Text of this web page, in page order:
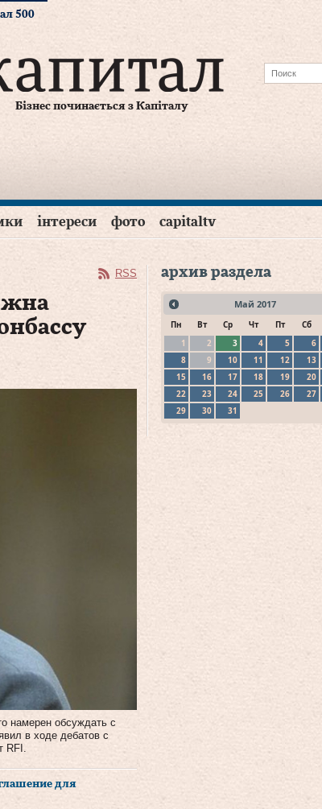
500
Бізнес починається з Капіталу
інтереси фото capitaltv
RSS
намерен обсуждать с
в ходе дебатов с
для
архив раздела
Май 2017
Пн Вт Ср Чт Пт Сб
1
2 3 4 5 6
8
9 10 11 12 13
15
16 17 18 19 20
22
23 24 25 26 27
29
30 31